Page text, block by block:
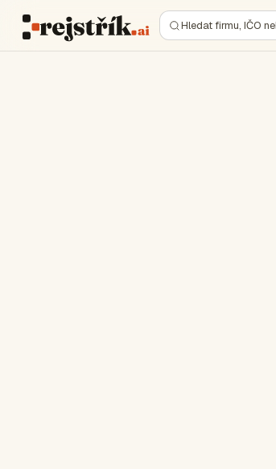
Hledat firmu, IČO